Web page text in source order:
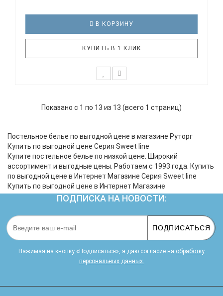
В КОРЗИНУ
КУПИТЬ В 1 КЛИК
которая позволит Вам подобрать индивидуальный
себе идеальное постельное белье! Вы можете
купить готовый комплект ..
Показано с 1 по 13 из 13 (всего 1 страниц)
Постельное белье по выгодной цене в магазине Руторг
Купить по выгодной цене Серия Sweet line
Купите постельное белье по низкой цене. Широкий
ассортимент и выгодные цены. Работаем с 1993 года. Купить
по выгодной цене в Интернет Магазине Серия Sweet line
Купить по выгодной цене в Интернет Магазине
ПОДПИСКА НА НОВОСТИ:
ПОДПИСАТЬСЯ
Нажимая на кнопку «Подписаться», я даю cогласие на обработку
персональных данных.